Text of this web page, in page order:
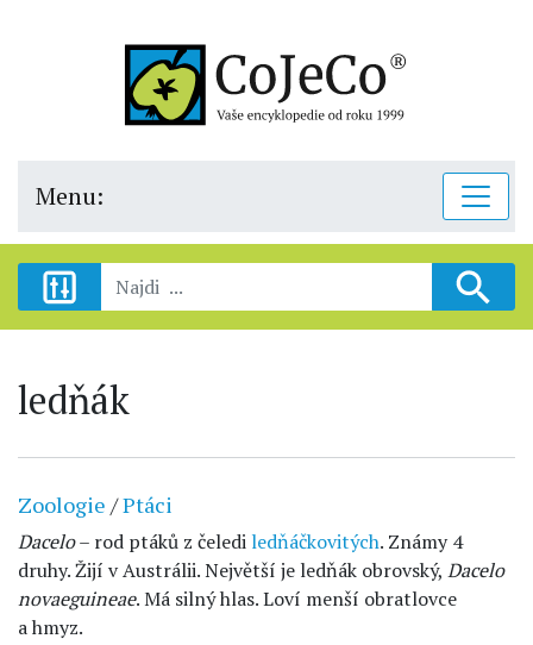
Menu:
ledňák
Zoologie /Ptáci
Dacelo– rod ptáků z čelediledňáčkovitých. Známy 4
druhy. Žijí v Austrálii. Největší je ledňák obrovský, Dacelo
novaeguineae. Má silný hlas. Loví menší obratlovce
a hmyz.